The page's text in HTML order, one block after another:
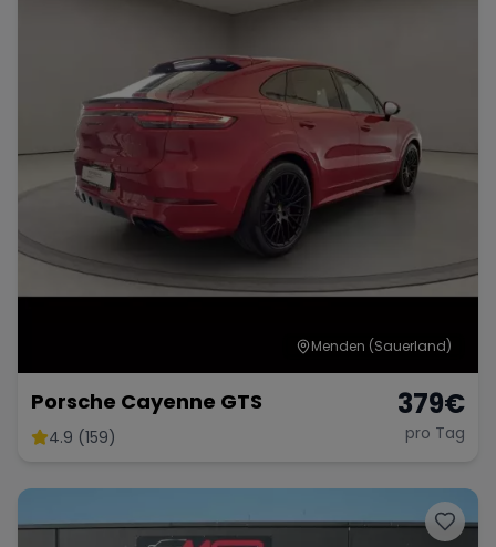
Menden (Sauerland)
Porsche Cayenne GTS
4.9 (159)
379€
pro Tag